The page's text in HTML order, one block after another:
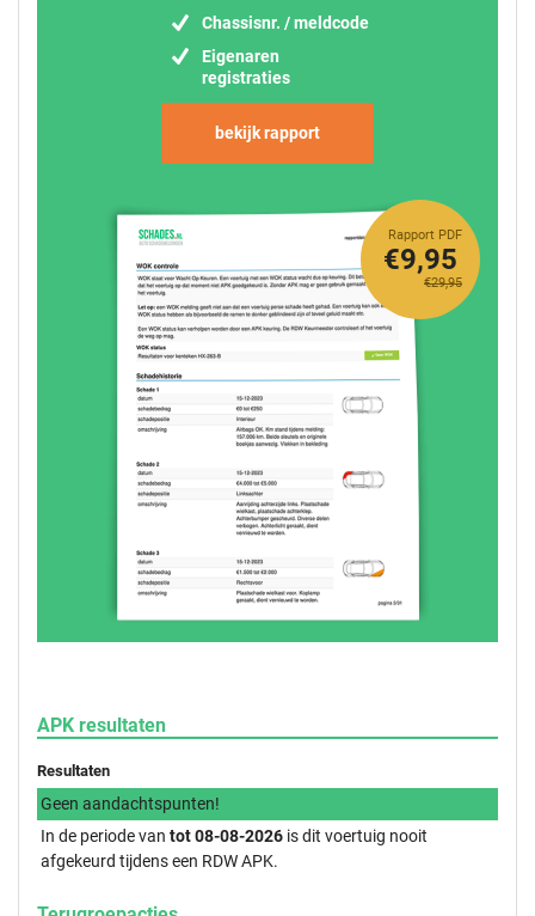
Chassisnr. / meldcode
Eigenaren
registraties
bekijk rapport
Rapport PDF
€29,95
€9,95
APK resultaten
Resultaten
Geen aandachtspunten!
In de periode van tot 08-08-2026 is dit voertuig nooit
afgekeurd tijdens een RDW APK.